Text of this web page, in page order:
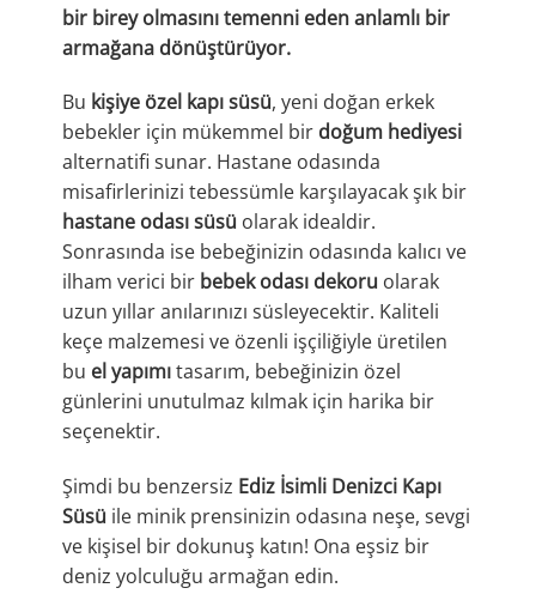
bir birey olmasını temenni eden anlamlı bir
armağana dönüştürüyor.
Bu kişiye özel kapı süsü, yeni doğan erkek
bebekler için mükemmel bir doğum hediyesi
alternatifi sunar. Hastane odasında
misafirlerinizi tebessümle karşılayacak şık bir
hastane odası süsü olarak idealdir.
Sonrasında ise bebeğinizin odasında kalıcı ve
ilham verici bir bebek odası dekoru olarak
uzun yıllar anılarınızı süsleyecektir. Kaliteli
keçe malzemesi ve özenli işçiliğiyle üretilen
bu el yapımıtasarım, bebeğinizin özel
günlerini unutulmaz kılmak için harika bir
seçenektir.
Şimdi bu benzersiz Ediz İsimli Denizci Kapı
Süsü ile minik prensinizin odasına neşe, sevgi
ve kişisel bir dokunuş katın! Ona eşsiz bir
deniz yolculuğu armağan edin.